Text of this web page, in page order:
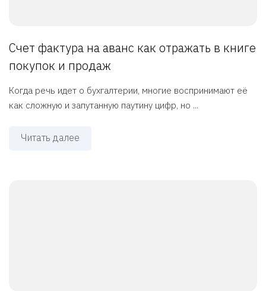
Счет фактура на аванс как отражать в книге
покупок и продаж
Когда речь идет о бухгалтерии, многие воспринимают её
как сложную и запутанную паутину цифр, но ...
Читать далее